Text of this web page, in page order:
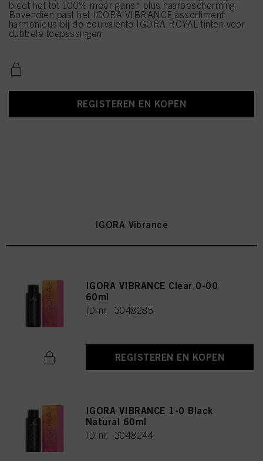
biedt het tot 100% meer glans* plus haarbescherming.
Bovendien past het IGORA VIBRANCE assortiment
harmonieus bij de equivalente IGORA ROYAL tinten voor
dubbele toepassingen.
REGISTEREN EN KOPEN
IGORA Vibrance
IGORA VIBRANCE Clear 0-00
60ml
ID-nr. 3048285
REGISTEREN EN KOPEN
IGORA VIBRANCE 1-0 Black
Natural 60ml
ID-nr. 3048244